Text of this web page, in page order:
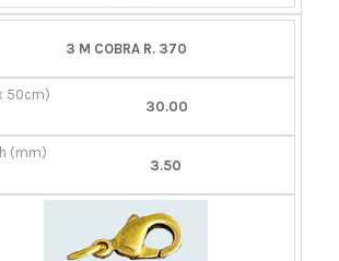
3 M COBRA R. 370
30.00
3.50